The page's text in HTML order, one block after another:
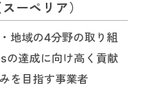
ーペリア）
地域の4分野の取り組
の達成に向け高く貢献
を目指す事業者